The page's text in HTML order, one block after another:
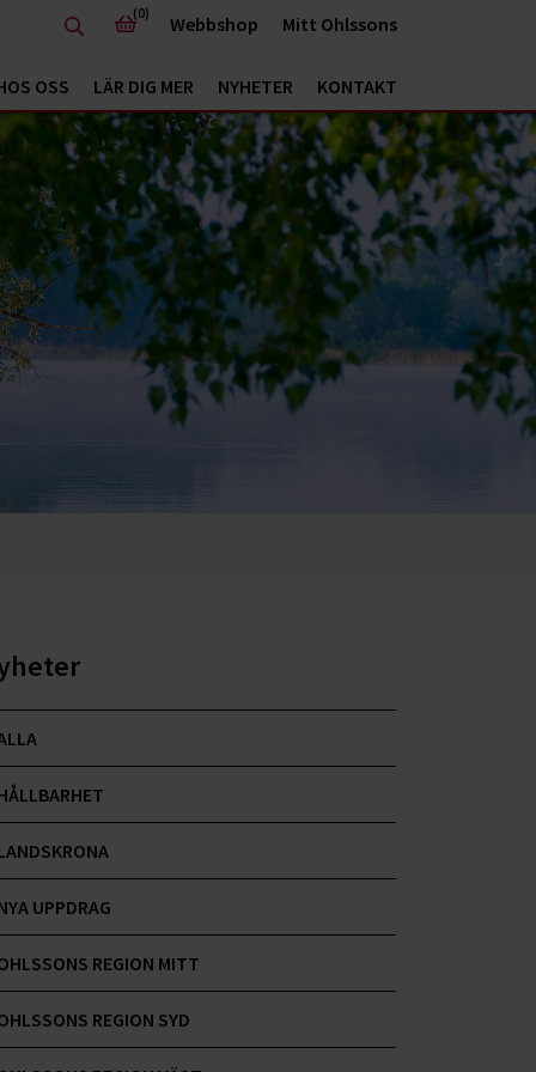
OSS LÄR DIG MER NYHETER KONTAKT
(0) Webbshop Mitt Ohlssons
UPPDRAG
REGION MITT
REGION SYD